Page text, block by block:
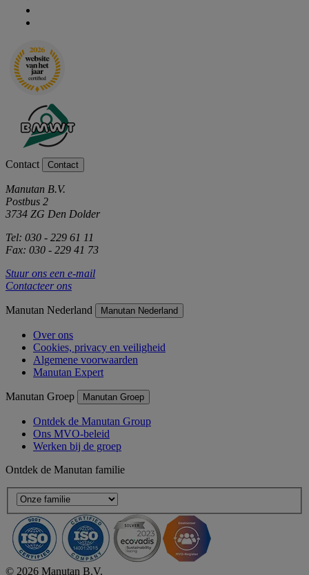
Contact Contact
Manutan B.V.
Postbus 2
3734 ZG Den Dolder
Tel: 030 - 229 61 11
Fax: 030 - 229 41 73
Stuur ons een e-mail
Contacteer ons
Manutan Nederland Manutan Nederland
Over ons
Cookies, privacy en veiligheid
Algemene voorwaarden
Manutan Expert
Manutan Groep Manutan Groep
Ontdek de Manutan Group
Ons MVO-beleid
Werken bij de groep
Ontdek de Manutan familie
© 2026 Manutan B.V.